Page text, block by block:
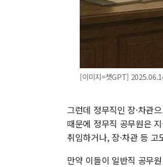
[이미지=챗GPT]
그런데 정무직인 장·차관
때문에 정무직 공무원은
취임하거나, 장·차관 등
만약 이들이 일반직 공무